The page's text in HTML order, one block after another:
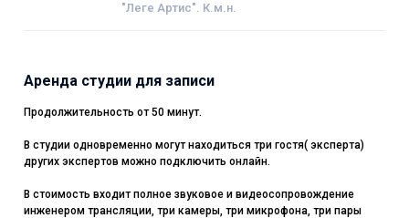
"Леге Артис". К.м.н.
Аренда студии для записи
Продолжительность от 50 минут.
В студии одновременно могут находиться три гостя( эксперта)
других экспертов можно подключить онлайн.
В стоимость входит полное звуковое и видеосопровождение
инженером трансляции, три камеры, три микрофона, три пары